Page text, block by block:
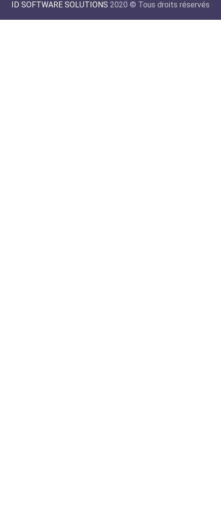
ID SOFTWARE SOLUTIONS 2020 © Tous droits réservés